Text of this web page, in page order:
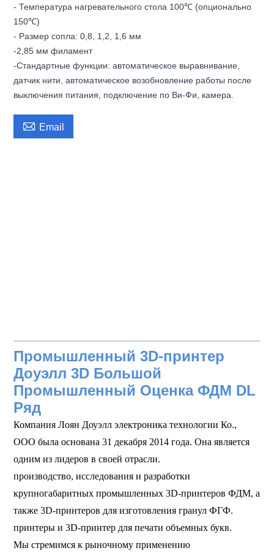
- Температура нагревательного стола 100℃ (опционально
150℃)
- Размер сопла: 0,8, 1,2, 1,6 мм
-2,85 мм филамент
-Стандартные функции: автоматическое выравнивание,
датчик нити, автоматическое возобновление работы после
выключения питания, подключение по Ви-Фи, камера.
 Email
Промышленный 3D-принтер
Доуэлл 3D Большой
Промышленный Оценка ФДМ DL
Ряд
Компания Лоян Доуэлл электроника технологии Ко.,
ООО была основана 31 декабря 2014 года. Она является
одним из лидеров в своей отрасли.
производство, исследования и разработки
крупногабаритных промышленных 3D-принтеров ФДМ, а
также 3D-принтеров для изготовления гранул ФГФ.
принтеры и 3D-принтер для печати объемных букв.
Мы стремимся к рыночному применению